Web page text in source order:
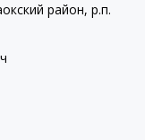
район, р.п.